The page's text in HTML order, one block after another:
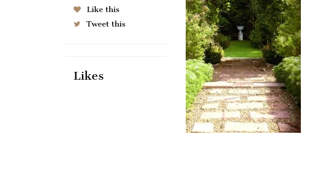
Like this
Tweet this
Likes